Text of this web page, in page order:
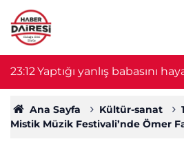
23:12Yaptığı yanlış babasını
nöbeti kabusa döndü
Ana Sayfa Kültür-sanat
Mistik Müzik Festivali’nde Ömer